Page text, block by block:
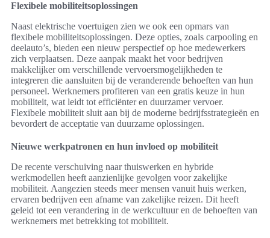
Flexibele mobiliteitsoplossingen
Naast elektrische voertuigen zien we ook een opmars van
flexibele mobiliteitsoplossingen. Deze opties, zoals carpooling en
deelauto’s, bieden een nieuw perspectief op hoe medewerkers
zich verplaatsen. Deze aanpak maakt het voor bedrijven
makkelijker om verschillende vervoersmogelijkheden te
integreren die aansluiten bij de veranderende behoeften van hun
personeel. Werknemers profiteren van een gratis keuze in hun
mobiliteit, wat leidt tot efficiënter en duurzamer vervoer.
Flexibele mobiliteit sluit aan bij de moderne bedrijfsstrategieën en
bevordert de acceptatie van duurzame oplossingen.
Nieuwe werkpatronen en hun invloed op mobiliteit
De recente verschuiving naar thuiswerken en hybride
werkmodellen heeft aanzienlijke gevolgen voor zakelijke
mobiliteit. Aangezien steeds meer mensen vanuit huis werken,
ervaren bedrijven een afname van zakelijke reizen. Dit heeft
geleid tot een verandering in de werkcultuur en de behoeften van
werknemers met betrekking tot mobiliteit.